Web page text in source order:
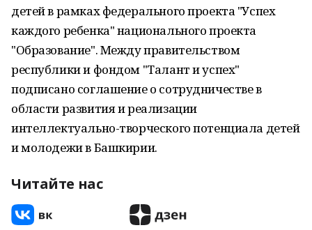
детей в рамках федерального проекта "Успех
каждого ребенка" национального проекта
"Образование". Между правительством
республики и фондом "Талант и успех"
подписано соглашение о сотрудничестве в
области развития и реализации
интеллектуально-творческого потенциала детей
и молодежи в Башкирии.
Читайте нас